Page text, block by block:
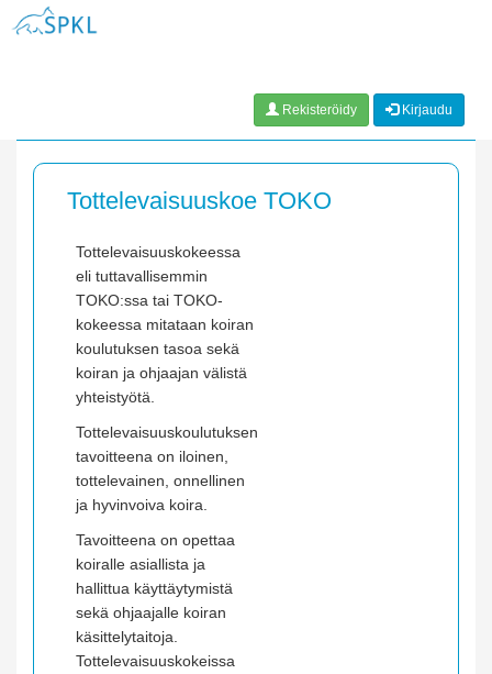
Rekisteröidy Kirjaudu
Tottelevaisuuskoe TOKO
Tottelevaisuuskokeessa
eli tuttavallisemmin
TOKO:ssa tai TOKO-
kokeessa mitataan koiran
koulutuksen tasoa sekä
koiran ja ohjaajan välistä
yhteistyötä.
Tottelevaisuuskoulutuksen
tavoitteena on iloinen,
tottelevainen, onnellinen
ja hyvinvoiva koira.
Tavoitteena on opettaa
koiralle asiallista ja
hallittua käyttäytymistä
sekä ohjaajalle koiran
käsittelytaitoja.
Tottelevaisuuskokeissa